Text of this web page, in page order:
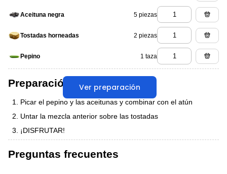
Aceituna negra 5 piezas
Tostadas horneadas 2 piezas
Pepino 1 taza
Ver preparación
Preparación
Picar el pepino y las aceitunas y combinar con el atún
Untar la mezcla anterior sobre las tostadas
¡DISFRUTAR!
Preguntas frecuentes